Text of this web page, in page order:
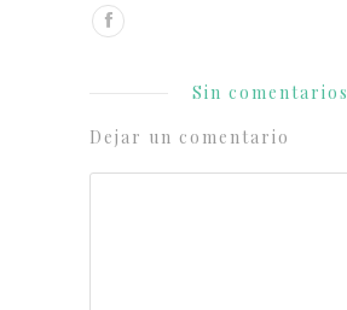
Sin comentarios
Dejar un comentario